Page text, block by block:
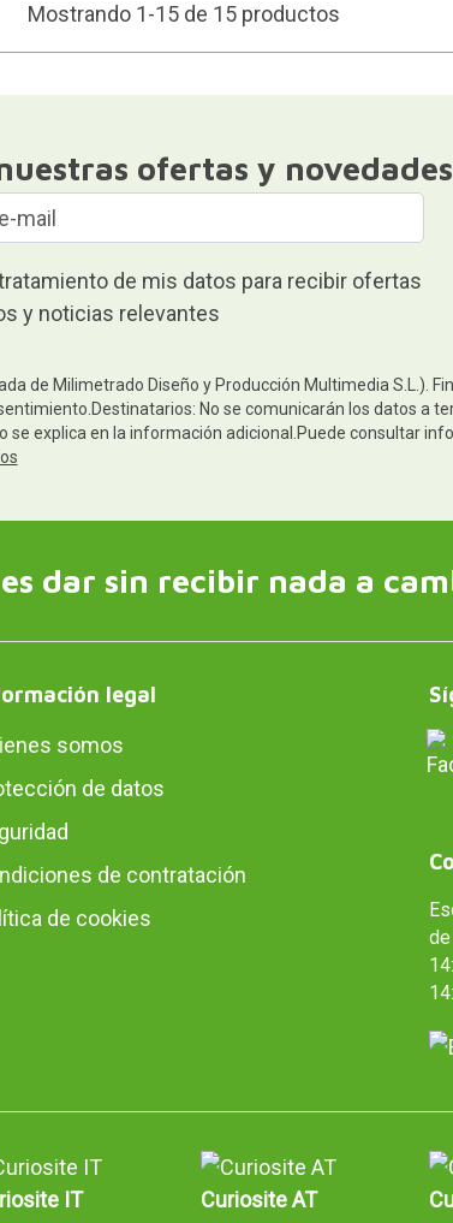
Mostrando 1-15 de 15 productos
ofertas y novedades
de mis datos para recibir ofertas
y noticias relevantes
de Milimetrado Diseño y Producción Multimedia S.L.).
No se comunicarán los datos a
se explica en la información adicional.Puede consultar
dar sin recibir nada a
legal
somos
de datos
de contratación
de cookies
IT Curiosite AT